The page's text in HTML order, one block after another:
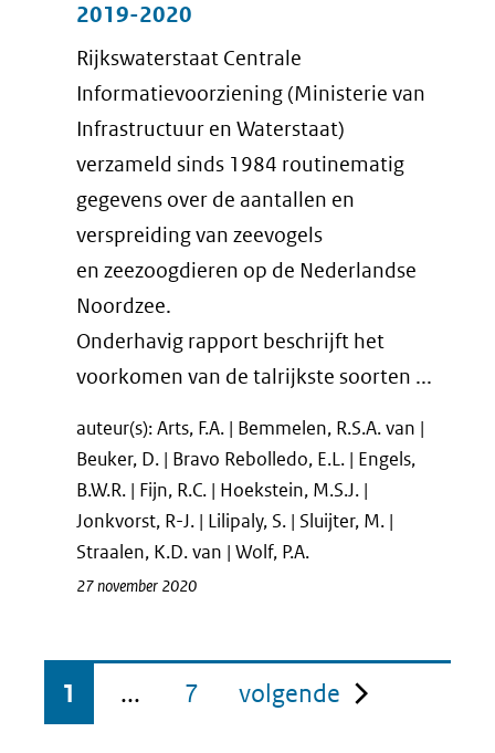
2019-2020
Rijkswaterstaat Centrale
Informatievoorziening (Ministerie van
Infrastructuur en Waterstaat)
verzameld sinds 1984 routinematig
gegevens over de aantallen en
verspreiding van zeevogels
en zeezoogdieren op de Nederlandse
Noordzee.
Onderhavig rapport beschrijft het
voorkomen van de talrijkste soorten ...
auteur(s): Arts, F.A. | Bemmelen, R.S.A. van |
Beuker, D. | Bravo Rebolledo, E.L. | Engels,
B.W.R. | Fijn, R.C. | Hoekstein, M.S.J. |
Jonkvorst, R-J. | Lilipaly, S. | Sluijter, M. |
Straalen, K.D. van | Wolf, P.A.
27 november 2020
1 ... 7 volgende pagina